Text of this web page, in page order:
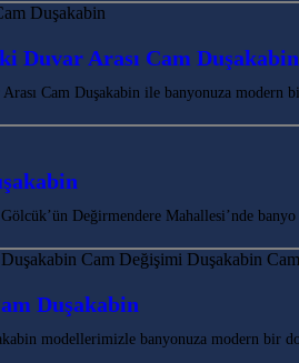
Duvar Arası Cam Duşakabin
Cam Duşakabin ile banyonuza modern
Değirmendere Mahallesi’nde
Duşakabin
modellerimizle banyonuza modern bir